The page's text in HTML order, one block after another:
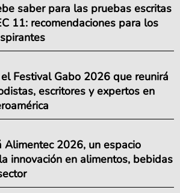
saber para las pruebas escritas
11: recomendaciones para los
Festival Gabo 2026 que reunirá
escritores y expertos en
Alimentec 2026, un espacio
innovación en alimentos, bebidas